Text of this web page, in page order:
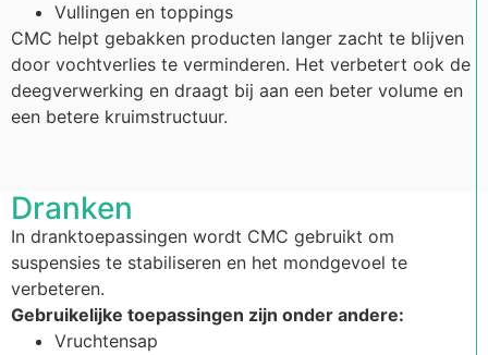
Vullingen en toppings
CMC helpt gebakken producten langer zacht te blijven
door vochtverlies te verminderen. Het verbetert ook de
deegverwerking en draagt bij aan een beter volume en
een betere kruimstructuur.
Dranken
In dranktoepassingen wordt CMC gebruikt om
suspensies te stabiliseren en het mondgevoel te
verbeteren.
Gebruikelijke toepassingen zijn onder andere:
Vruchtensap